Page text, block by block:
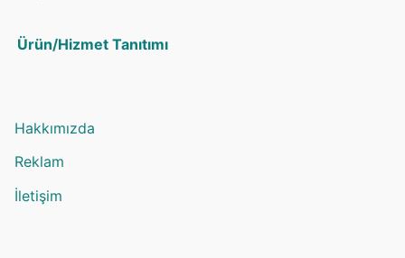
Ürün/Hizmet Tanıtımı
Hakkımızda
Reklam
İletişim